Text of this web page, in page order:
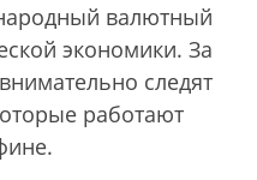
валютный
экономики. За
следят
работают